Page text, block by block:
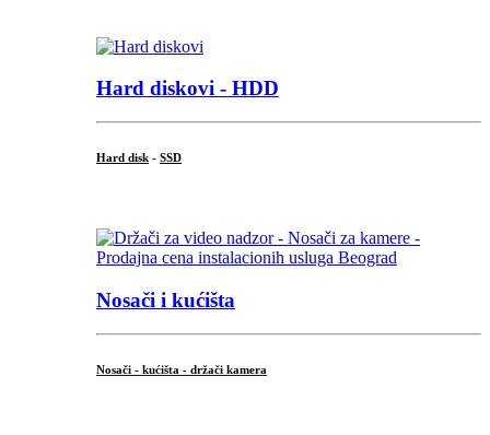
Hard diskovi - HDD
Hard disk - SSD
Nosači i kućišta
Nosači - kućišta - držači kamera